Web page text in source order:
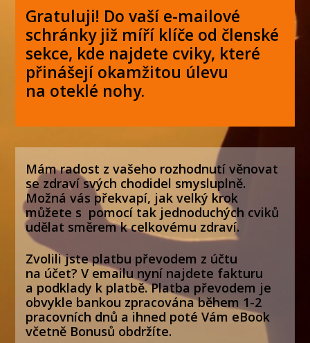
Gratuluji! Do vaší e-mailové
schránky již míří klíče od členské
sekce, kde najdete cviky, které
přinášejí okamžitou úlevu
na oteklé nohy.
Mám radost z vašeho rozhodnutí věnovat
se zdraví svých chodidel smysluplně.
Možná vás překvapí, jak velký krok
můžete s pomocí tak jednoduchých cviků
udělat směrem k celkovému zdraví.
Zvolili jste platbu převodem z účtu
na účet? V emailu nyní najdete fakturu
a podklady k platbě. Platba převodem je
obvykle bankou zpracována během 1-2
pracovních dnů a ihned poté Vám eBook
včetně Bonusů obdržíte.